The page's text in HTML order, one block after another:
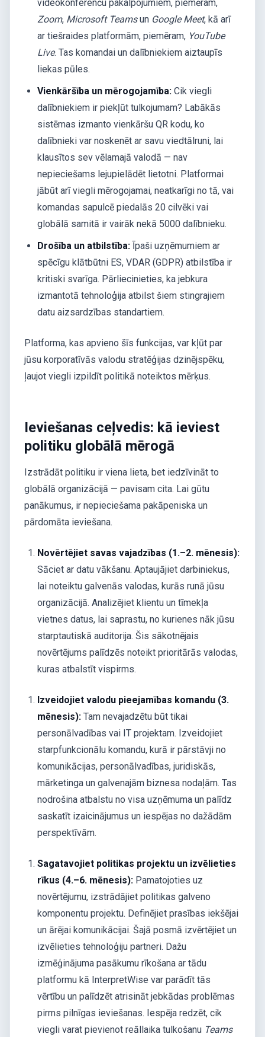
videokonferenču pakalpojumiem, piemēram,
Zoom, Microsoft Teamsun Google Meet, kā arī
ar tiešraides platformām, piemēram, YouTube
Live. Tas komandai un dalībniekiem aiztaupīs
liekas pūles.
Vienkāršība un mērogojamība: Cik viegli
dalībniekiem ir piekļūt tulkojumam? Labākās
sistēmas izmanto vienkāršu QR kodu, ko
dalībnieki var noskenēt ar savu viedtālruni, lai
klausītos sev vēlamajā valodā — nav
nepieciešams lejupielādēt lietotni. Platformai
jābūt arī viegli mērogojamai, neatkarīgi no tā, vai
komandas sapulcē piedalās 20 cilvēki vai
globālā samitā ir vairāk nekā 5000 dalībnieku.
Drošība un atbilstība: Īpaši uzņēmumiem ar
spēcīgu klātbūtni ES, VDAR (GDPR) atbilstība ir
kritiski svarīga. Pārliecinieties, ka jebkura
izmantotā tehnoloģija atbilst šiem stingrajiem
datu aizsardzības standartiem.
Platforma, kas apvieno šīs funkcijas, var kļūt par
jūsu korporatīvās valodu stratēģijas dzinējspēku,
ļaujot viegli izpildīt politikā noteiktos mērķus.
Ieviešanas ceļvedis: kā ieviest
politiku globālā mērogā
Izstrādāt politiku ir viena lieta, bet iedzīvināt to
globālā organizācijā — pavisam cita. Lai gūtu
panākumus, ir nepieciešama pakāpeniska un
pārdomāta ieviešana.
Novērtējiet savas vajadzības (1.–2. mēnesis):
Sāciet ar datu vākšanu. Aptaujājiet darbiniekus,
lai noteiktu galvenās valodas, kurās runā jūsu
organizācijā. Analizējiet klientu un tīmekļa
vietnes datus, lai saprastu, no kurienes nāk jūsu
starptautiskā auditorija. Šis sākotnējais
novērtējums palīdzēs noteikt prioritārās valodas,
kuras atbalstīt vispirms.
Izveidojiet valodu pieejamības komandu (3.
mēnesis): Tam nevajadzētu būt tikai
personālvadības vai IT projektam. Izveidojiet
starpfunkcionālu komandu, kurā ir pārstāvji no
komunikācijas, personālvadības, juridiskās,
mārketinga un galvenajām biznesa nodaļām. Tas
nodrošina atbalstu no visa uzņēmuma un palīdz
saskatīt izaicinājumus un iespējas no dažādām
perspektīvām.
Sagatavojiet politikas projektu un izvēlieties
rīkus (4.–6. mēnesis): Pamatojoties uz
novērtējumu, izstrādājiet politikas galveno
komponentu projektu. Definējiet prasības iekšējai
un ārējai komunikācijai. Šajā posmā izvērtējiet un
izvēlieties tehnoloģiju partneri. Dažu
izmēģinājuma pasākumu rīkošana ar tādu
platformu kā InterpretWise var parādīt tās
vērtību un palīdzēt atrisināt jebkādas problēmas
pirms pilnīgas ieviešanas. Iespēja redzēt, cik
viegli varat pievienot reāllaika tulkošanu Teams